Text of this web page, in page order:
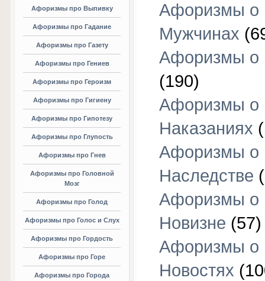
Афоризмы про Выпивку
Афоризмы про Гадание
Афоризмы про Газету
Афоризмы про Гениев
Афоризмы про Героизм
Афоризмы про Гигиену
Афоризмы про Гипотезу
Афоризмы про Глупость
Афоризмы про Гнев
Афоризмы про Головной
Мозг
Афоризмы про Голод
Афоризмы про Голос и Слух
Афоризмы про Гордость
Афоризмы про Горе
Афоризмы про Города
Афоризмы о
Мужчинах
Афоризмы о
(190)
Афоризмы о
Наказаниях
Афоризмы о
Наследстве
Афоризмы о
Новизне (57)
Афоризмы о
Новостях